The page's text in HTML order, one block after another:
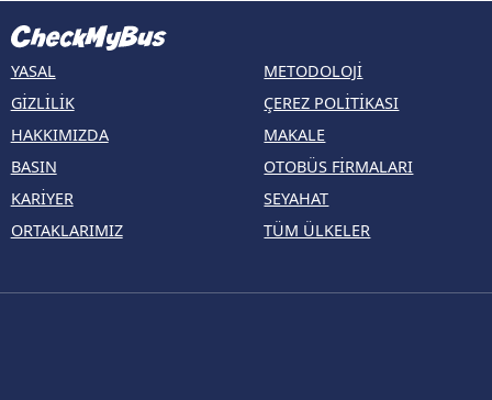
YASAL
GIZLILIK
HAKKIMIZDA
BASIN
KARIYER
ORTAKLARIMIZ
METODOLOJI
ÇEREZ POLITIKASI
MAKALE
OTOBÜS FIRMALARI
SEYAHAT
TÜM ÜLKELER